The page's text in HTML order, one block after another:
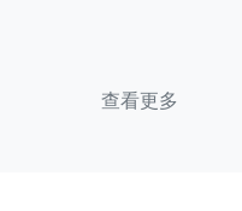
查看更多